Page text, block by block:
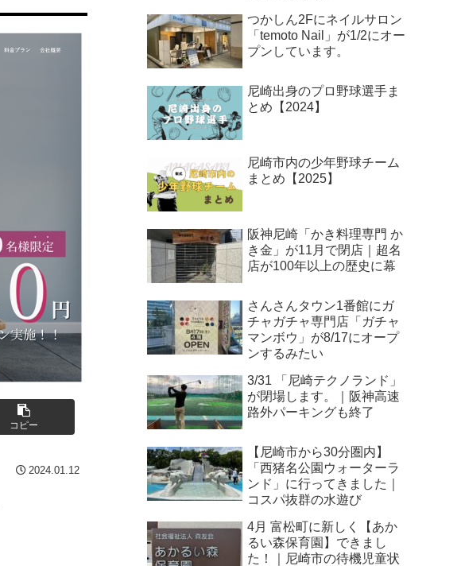
コピー
2024.01.12
つかしん2Fにネイルサロン
「temoto Nail」が1/2にオー
プンしています。
尼崎出身のプロ野球選手ま
とめ【2024】
尼崎市内の少年野球チーム
まとめ【2025】
阪神尼崎「かき料理専門 か
き金」が11月で閉店｜超名
店が100年以上の歴史に幕
さんさんタウン1番館にガ
チャガチャ専門店「ガチャ
マンボウ」が8/17にオープ
ンするみたい
3/31 「尼崎テクノランド」
が閉場します。｜阪神高速
路外パーキングも終了
【尼崎市から30分圏内】
「西猪名公園ウォーターラ
ンド」に行ってきました｜
コスパ抜群の水遊び
4月 富松町に新しく【あか
るい森保育園】できまし
た！｜尼崎市の待機児童状